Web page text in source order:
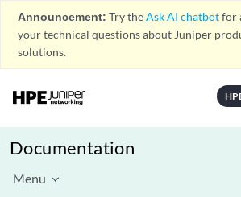
Announcement: Try theAsk AI chatbotfor
your technical questions about Juniper
solutions.
Documentation
Menu